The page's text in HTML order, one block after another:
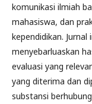
komunikasi ilmiah
mahasiswa, dan
kependidikan.
menyebarluaskan
evaluasi yang
yang diterima dan
substansi